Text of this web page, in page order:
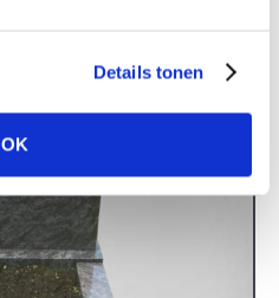
Details tonen
OK